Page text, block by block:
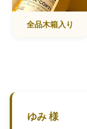
全品木箱入り
ゆみ 様